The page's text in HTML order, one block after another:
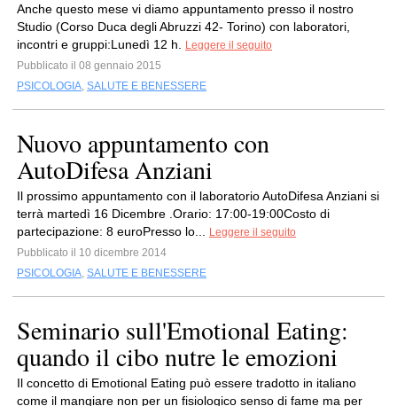
Anche questo mese vi diamo appuntamento presso il nostro
Studio (Corso Duca degli Abruzzi 42- Torino) con laboratori,
incontri e gruppi:Lunedì 12 h.
Leggere il seguito
Pubblicato il 08 gennaio 2015
PSICOLOGIA, SALUTE E BENESSERE
Nuovo appuntamento con
AutoDifesa Anziani
Il prossimo appuntamento con il laboratorio AutoDifesa Anziani si
terrà martedì 16 Dicembre .Orario: 17:00-19:00Costo di
partecipazione: 8 euroPresso lo...
Leggere il seguito
Pubblicato il 10 dicembre 2014
PSICOLOGIA, SALUTE E BENESSERE
Seminario sull'Emotional Eating:
quando il cibo nutre le emozioni
Il concetto di Emotional Eating può essere tradotto in italiano
come il mangiare non per un fisiologico senso di fame ma per